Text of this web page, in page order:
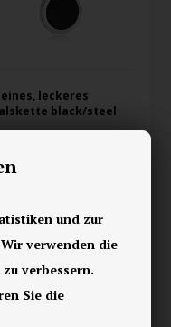
und zur
verwenden die
verbessern.
Sie die
leckeres
black/steel